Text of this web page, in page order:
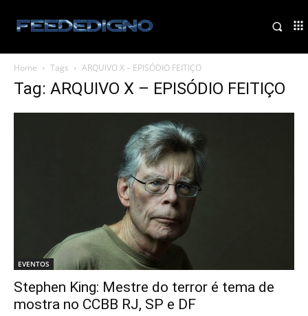
Home Tags ARQUIVO X – EPISÓDIO FEITIÇO
Tag: ARQUIVO X – EPISÓDIO FEITIÇO
EVENTOS
Stephen King: Mestre do terror é tema de
mostra no CCBB RJ, SP e DF